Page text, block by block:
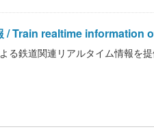
/ Train realtime
る鉄道関連リアルタイム情報を